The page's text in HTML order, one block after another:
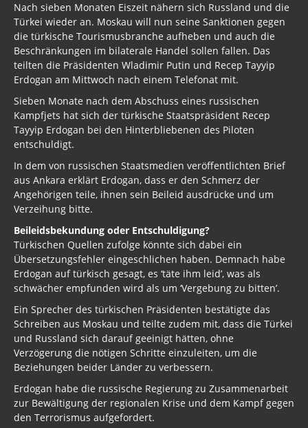
Wikileaks Daten
Bücher pdf
BRD / Deutschland
Stöverstuuv 2017, 2016. 2015
Archiv Stöverstuuv 2017, 2016, 2015
Archiv 2017
Wirklich wichtig
Wichtige Vorträge
Dezember - Januar 2019
Informationen bis 2017
Archiv Umwelt 2017
Archiv Gesundheit 2017
Archiv Politik 2017, 2016, 2015
Prepper
Nach sieben Monaten Eiszeit nähern sich Russland und die
Türkei wieder an. Moskau will nun seine Sanktionen gegen
die türkische Tourismusbranche aufheben und auch die
Beschränkungen im bilaterale Handel sollen fallen. Das
teilten die Präsidenten Wladimir Putin und Recep Tayyip
Erdogan am Mittwoch nach einem Telefonat mit.
Sieben Monate nach dem Abschuss eines russischen
Kampfjets hat sich der türkische Staatspräsident Recep
Tayyip Erdogan bei den Hinterbliebenen des Piloten
entschuldigt.
In dem von russischen Staatsmedien veröffentlichten Brief
aus Ankara erklärt Erdogan, dass er den Schmerz der
Angehörigen teile, ihnen sein Beileid ausdrücke und um
Verzeihung bitte.
Beileidsbekundung oder Entschuldigung?
Türkischen Quellen zufolge könnte sich dabei ein
Übersetzungsfehler eingeschlichen haben. Demnach habe
Erdogan auf türkisch gesagt, es ‘täte ihm leid’, was als
schwächer empfunden wird als um ‘Vergebung zu bitten’.
Ein Sprecher des türkischen Präsidenten bestätigte das
Schreiben aus Moskau und teilte zudem mit, dass die Türkei
und Russland sich darauf geeinigt hätten, ohne
Verzögerung die nötigen Schritte einzuleiten, um die
Beziehungen beider Länder zu verbessern.
Erdogan habe die russische Regierung zu Zusammenarbeit
zur Bewältigung der regionalen Krise und dem Kampf gegen
den Terrorismus aufgefordert.